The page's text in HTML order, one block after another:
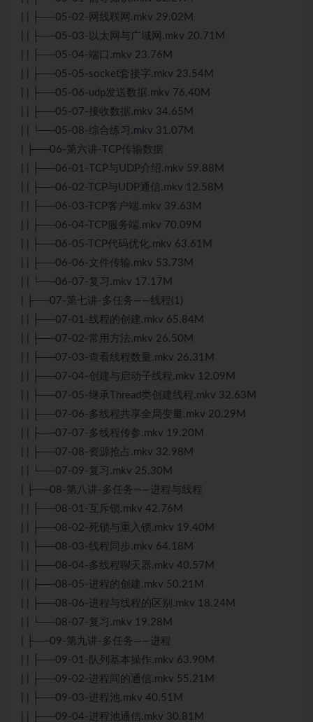
| | ├──05-02-网线联网.mkv 29.02M
| | ├──05-03-以太网与广域网.mkv 20.71M
| | ├──05-04-端口.mkv 23.76M
| | ├──05-05-socket套接字.mkv 23.54M
| | ├──05-06-udp发送数据.mkv 76.40M
| | ├──05-07-接收数据.mkv 34.65M
| | └──05-08-综合练习.mkv 31.07M
| ├──06-第六讲- TCP传输数据
| | ├──06-01- TCP与UDP介绍.mkv 59.88M
| | ├──06-02- TCP与UDP通信.mkv 12.58M
| | ├──06-03-TCP客户端.mkv 39.63M
| | ├──06-04-TCP服务端.mkv 70.09M
| | ├──06-05-TCP代码优化.mkv 63.61M
| | ├──06-06-文件传输.mkv 53.73M
| | └──06-07-复习.mkv 17.17M
| ├──07-第七讲-多任务——线程(1)
| | ├──07-01-线程的创建.mkv 65.84M
| | ├──07-02-常用方法.mkv 26.50M
| | ├──07-03-查看线程数量.mkv 26.31M
| | ├──07-04-创建与启动子线程.mkv 12.09M
| | ├──07-05-继承Thread类创建线程.mkv 32.63M
| | ├──07-06-多线程共享全局变量.mkv 20.29M
| | ├──07-07-多线程传参.mkv 19.20M
| | ├──07-08-资源抢占.mkv 32.98M
| | └──07-09-复习.mkv 25.30M
| ├──08-第八讲-多任务——进程与线程
| | ├──08-01-互斥锁.mkv 42.76M
| | ├──08-02-死锁与重入锁.mkv 19.40M
| | ├──08-03-线程同步.mkv 64.18M
| | ├──08-04-多线程聊天器.mkv 40.57M
| | ├──08-05-进程的创建.mkv 50.21M
| | ├──08-06-进程与线程的区别.mkv 18.24M
| | └──08-07-复习.mkv 19.28M
| ├──09-第九讲-多任务——进程
| | ├──09-01-队列基本操作.mkv 63.90M
| | ├──09-02-进程间的通信.mkv 55.21M
| | ├──09-03-进程池.mkv 40.51M
| | ├──09-04-进程池通信.mkv 30.81M